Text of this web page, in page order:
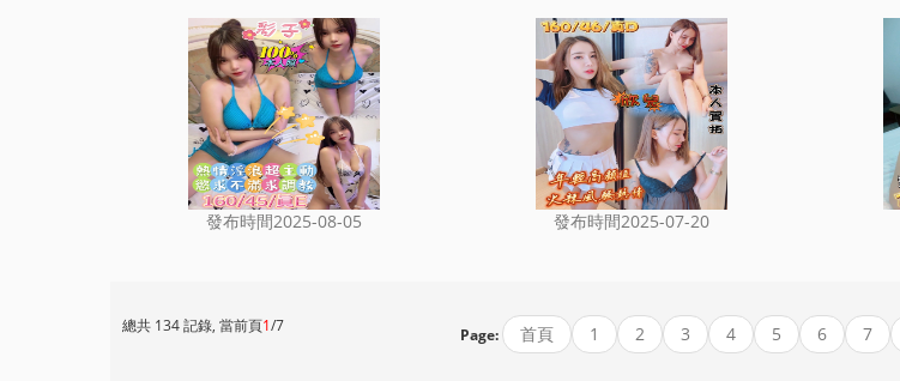
發布時間2025-08-05 發布時間2025-07-20
Page:
總共 134 記錄, 當前頁1/7 首頁 1 2 3 4 5 6 7